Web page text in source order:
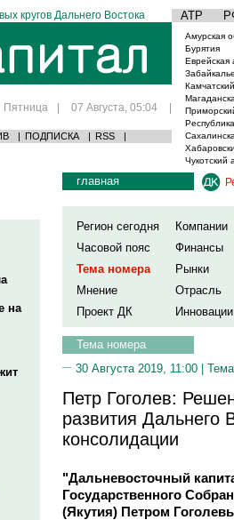
кругов Дальнего Востока АТР
Пятница | 07 Августа, 05:04 |
| ПОДПИСКА | RSS |
Амурская
Бурятия
Еврейская
Чукотский
на
главная
Регион сегодня
Компании
Часовой пояс
Финансы
Тема номера
Рынки
Мнение
Отрасль
Проект ДК
Инновации
Тема номера
30 Августа 2019, 11:00 |
Петр Гоголев:
развития Дальнего
консолидации
"Дальневосточный
Государственного
(Якутия) Петром